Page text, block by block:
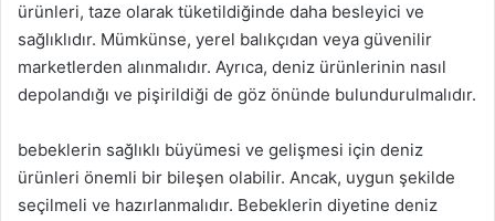
ürünleri, taze olarak tüketildiğinde daha besleyici ve
sağlıklıdır. Mümkünse, yerel balıkçıdan veya güvenilir
marketlerden alınmalıdır. Ayrıca, deniz ürünlerinin nasıl
depolandığı ve pişirildiği de göz önünde bulundurulmalıdır.
bebeklerin sağlıklı büyümesi ve gelişmesi için deniz
ürünleri önemli bir bileşen olabilir. Ancak, uygun şekilde
seçilmeli ve hazırlanmalıdır. Bebeklerin diyetine deniz